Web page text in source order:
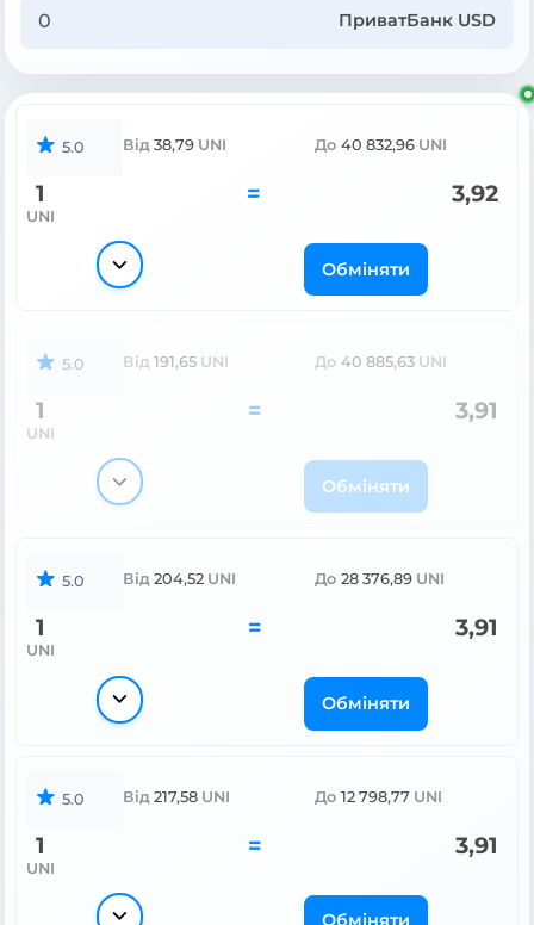
ПриватБанк USD
5.0 Від 38,79 UNI До 40 832,96 UNI
1
UNI
= 3,92
Обміняти
5.0 Від 191,65 UNI До 40 885,63 UNI
1
UNI
= 3,91
Обміняти
5.0 Від 204,52 UNI До 28 376,89 UNI
1
UNI
= 3,91
Обміняти
5.0 Від 217,58 UNI До 12 798,77 UNI
1
UNI
= 3,91
Обміняти